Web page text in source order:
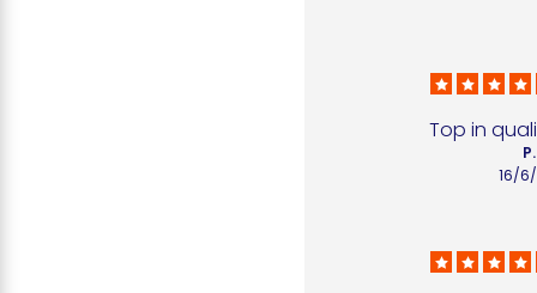
Top in
16/